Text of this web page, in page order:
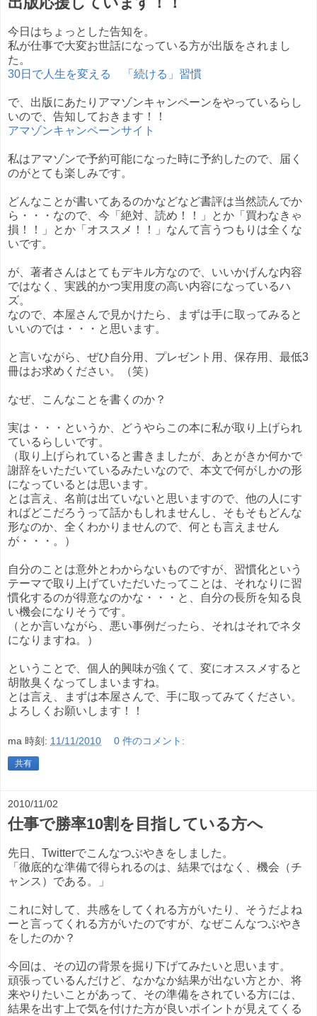
今日はちょっとした告知を。
私が仕事で大変お世話になっている方が出版をされまし
た。
30日で人生を変える 「続ける」習慣
で、出版にあたりアマゾンキャンペーンをやっているらし
いので、告知しておきます！！
アマゾンキャンペーンサイト
私はアマゾンで予約可能になった時に予約したので、届く
のがとても楽しみです。
どんなことが書いてあるのかなどなど書評は当然読んでか
ら・・・なので、今「絶対、読め！！」とか「買わなきゃ
損！！」とか「オススメ！！」なんて言うつもりは全くな
いです。
が、著者さんはとてもデキル方なので、いいかげんな内容
ではなく、実践的かつ実用度の高い内容になっているハ
ズ。
なので、本屋さんで見かけたら、まずは手に取ってみると
いいのでは・・・と思います。
と言いながら、ぜひ自分用、プレゼント用、保存用、最低3
冊はお求めください。（笑）
なぜ、こんなことを書くのか？
実は・・・というか、どうやらこの本に私が取り上げられ
ているらしいです。
（取り上げられていると書きましたが、あとがきか何かで
謝辞をいただいているみたいなので、本文で何がしかの形
になっているとは思います。
とは言え、名前は出ていないと思いますので、他の人にす
ればどこだろうって話かもしれませんし、そもそもどんな
形なのか、全くわかりませんので、何とも言えません
が・・・。）
自分のことは意外とわからないものですが、習慣化という
テーマで取り上げていただいたってことは、それなりに習
慣化するのが得意なのかな・・・と、自分の長所を知る良
い機会になりそうです。
（とか言いながら、悪い事例だったら、それはそれでネタ
になりますね。）
ということで、個人的興味が強くて、変にオススメすると
胡散臭くなってしまいますね。
とは言え、まずは本屋さんで、手に取ってみてください。
よろしくお願いします！！
ma 時刻: 11/11/2010 0 件のコメント:
共有
2010/11/02
仕事で勝率10割を目指している方へ
先日、Twitterでこんなつぶやきをしました。
「徹底的な準備で得られるのは、結果ではなく、機会（チ
ャンス）である。」
これに対して、共感をしてくれる方がいたり、そうだよね
ーと言ってくれる方がいたのですが、なぜこんなつぶやき
をしたのか？
今回は、その辺の背景を掘り下げてみたいと思います。
頑張っているんだけど、なかなか結果が出ない方とか、将
来やりたいことがあって、その準備をされている方には、
結果を出す上で気を付けた方が良いポイントが見えてくる